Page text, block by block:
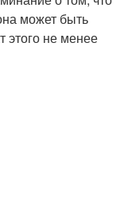
может быть
этого не менее